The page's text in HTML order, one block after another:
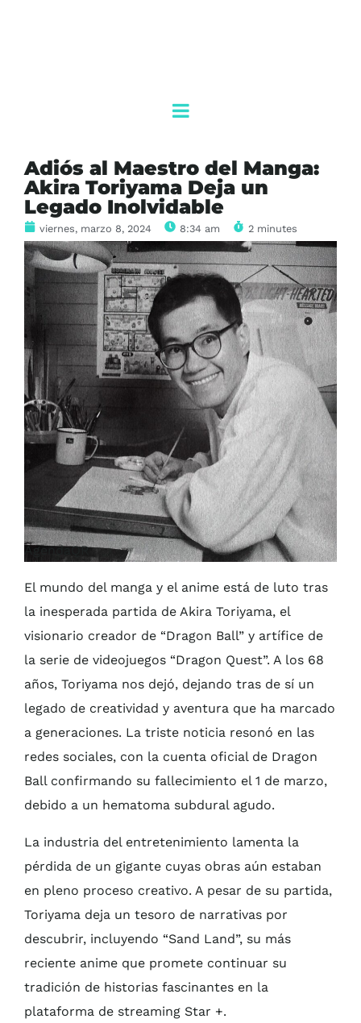
Adiós al Maestro del Manga:
Akira Toriyama Deja un
Legado Inolvidable
viernes, marzo 8, 2024 8:34 am 2 minutes
AgendaQR
El mundo del manga y el anime está de luto tras
la inesperada partida de Akira Toriyama, el
visionario creador de “Dragon Ball” y artífice de
la serie de videojuegos “Dragon Quest”. A los 68
años, Toriyama nos dejó, dejando tras de sí un
legado de creatividad y aventura que ha marcado
a generaciones. La triste noticia resonó en las
redes sociales, con la cuenta oficial de Dragon
Ball confirmando su fallecimiento el 1 de marzo,
debido a un hematoma subdural agudo.
La industria del entretenimiento lamenta la
pérdida de un gigante cuyas obras aún estaban
en pleno proceso creativo. A pesar de su partida,
Toriyama deja un tesoro de narrativas por
descubrir, incluyendo “Sand Land”, su más
reciente anime que promete continuar su
tradición de historias fascinantes en la
plataforma de streaming Star +.